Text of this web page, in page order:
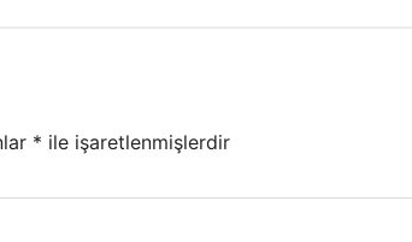
* ile işaretlenmişlerdir